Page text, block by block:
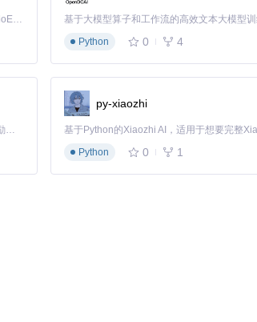
Kimi K3 是Kimi能力最强的模型：这是一个拥有 2.8 万亿参数的混合专家（MoE）模型，具备原生视觉理解能力，并支持 100 万 token 的上下文窗口。
基于大模型算子和工作流的高效文本大模型
Python
0 4
「源启盛夏」暑期校园开发者成长计划旨在激活校园开源力量，通过积分激励、认证扶持、资源倾斜等形式，引导高校组织和开发者完成「入驻 — 建项目 — 做贡献 — 获认证 — 得资源」的完整闭环。无论你是想带领社团入驻平台的组织者，还是希望用代码贡献证明自己的开发者，都能在这里找到属于你的成长路径。
py-xiaozhi
Python
0 1